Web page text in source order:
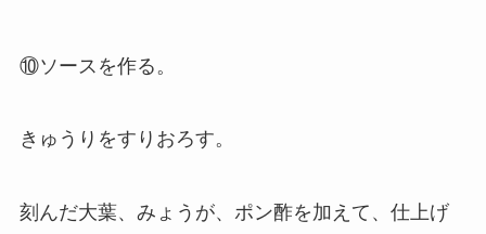
⑩ソースを作る。
きゅうりをすりおろす。
刻んだ大葉、みょうが、ポン酢を加えて、仕上げ